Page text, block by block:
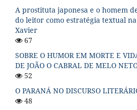
A prostituta japonesa e o homem
do leitor como estratégia textual
Xavier
67
SOBRE O HUMOR EM MORTE E
DE JOÃO O CABRAL DE MELO
52
O PARANÁ NO DISCURSO
48